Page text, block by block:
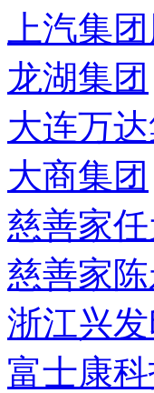
上汽集
龙湖集团
大连万
大商集团
慈善家
慈善家
浙江兴
富士康